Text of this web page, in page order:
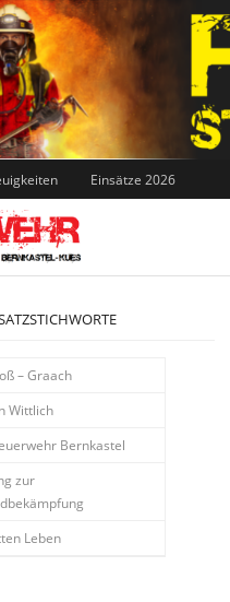
Einsätze 2026
– Graach
Wittlich
Bernkastel
zur
Leben